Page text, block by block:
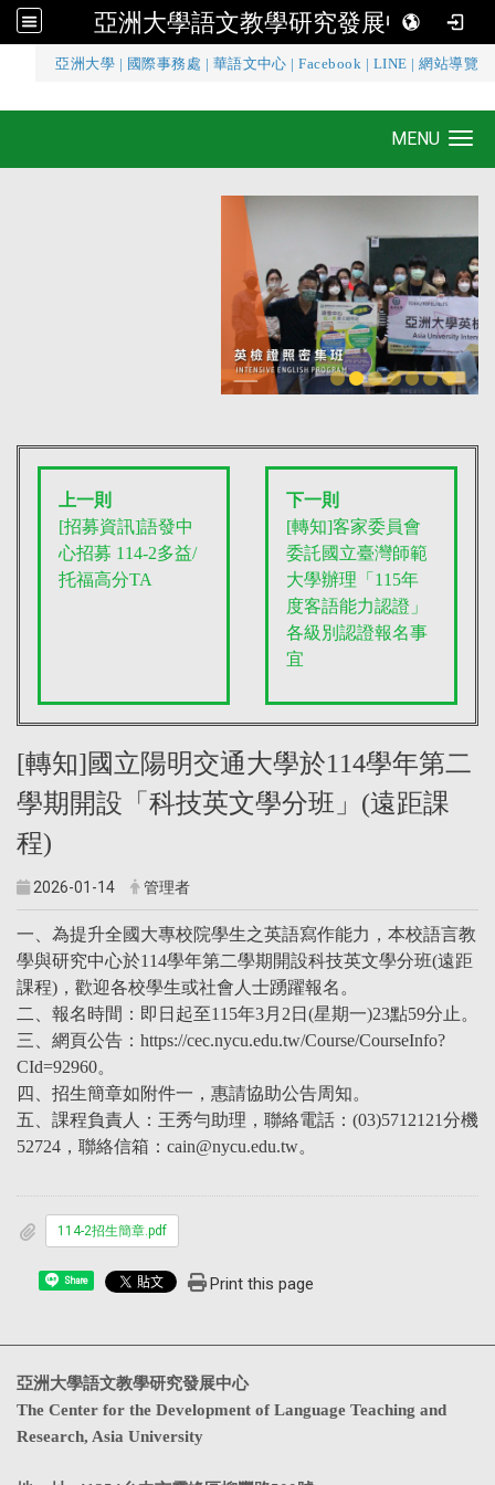
亞洲大學語文教學研究發展中心
亞洲大學 國際事務處 華語文中心 |Facebook LINE |網站導覽
亞洲大學語文教學研究發展中心
MENU
上一則
[招募資訊]語發中
心招募 114-2多益/
托福高分TA
下一則
[轉知]客家委員會
委託國立臺灣師範
大學辦理「115年
度客語能力認證」
各級別認證報名事
宜
[轉知]國立陽明交通大學於114學年第二
學期開設「科技英文學分班」(遠距課
程)
2026-01-14 管理者
一、為提升全國大專校院學生之英語寫作能力，本校語言教
學與研究中心於114學年第二學期開設科技英文學分班(遠距
課程)，歡迎各校學生或社會人士踴躍報名。
二、報名時間：即日起至115年3月2日(星期一)23點59分止。
三、網頁公告：https://cec.nycu.edu.tw/Course/CourseInfo?
CId=92960。
四、招生簡章如附件一，惠請協助公告周知。
五、課程負責人：王秀勻助理，聯絡電話：(03)5712121分機
52724，聯絡信箱：cain@nycu.edu.tw。
114-2招生簡章.pdf
Share Print this page
亞洲大學語文教學研究發展中心
The Center for the Development of Language Teaching and
Research, Asia University